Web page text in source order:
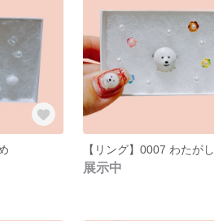
【リング】0007 わたがし
展示中